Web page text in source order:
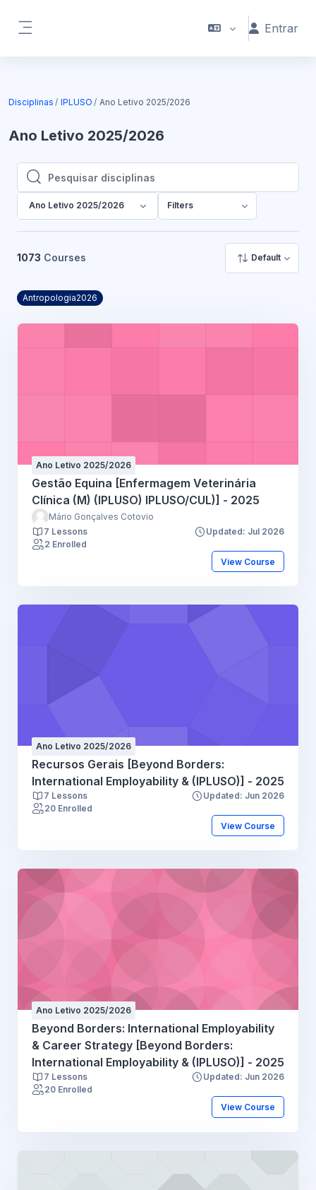
Entrar
Disciplinas IPLUSO Ano Letivo 2025/2026
Ano Letivo 2025/2026
Pesquisar disciplinas
Pesquisar disciplinas
Ano Letivo 2025/2026 Filters
1073 Courses Default
Antropologia2026
Ano Letivo 2025/2026
Gestão Equina [Enfermagem Veterinária
Clínica (M) (IPLUSO) IPLUSO/CUL)] - 2025
Mário Gonçalves Cotovio
7 Lessons
Updated: Jul 2026
2 Enrolled
View Course
Ano Letivo 2025/2026
Recursos Gerais [Beyond Borders:
International Employability & (IPLUSO)] - 2025
7 Lessons
Updated: Jun 2026
20 Enrolled
View Course
Ano Letivo 2025/2026
Beyond Borders: International Employability
& Career Strategy [Beyond Borders:
International Employability & (IPLUSO)] - 2025
7 Lessons
Updated: Jun 2026
20 Enrolled
View Course